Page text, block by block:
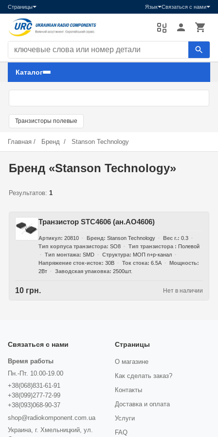
Страницы Язык Связаться с нами
Каталог
Транзисторы полевые
Главная / Бренд / Stanson Technology
Бренд «Stanson Technology»
Результатов: 1
Транзистор STC4606 (ан.AO4606)
Артикул 20810 Бренд Stanson Technology Вес г. 0.3
Тип корпуса транзистора SO8 Тип транзистора
Полевой
Тип монтажа SMD Структура
МОП n+p-канал
Напряжение сток-исток 30В Ток стока 6.5А
Мощность
2Вт
Заводская упаковка 2500шт.
10 грн. Нет в наличии
Связаться с нами
Время работы
Пн.-Пт. 10.00-19.00
+38(068)831-61-91
+38(099)277-72-99
+38(093)068-90-37
shop@radiokomponent.com.ua
Украина, г. Хмельницкий, ул.
Страницы
О магазине
Как сделать заказ?
Контакты
Доставка и оплата
Услуги
FAQ